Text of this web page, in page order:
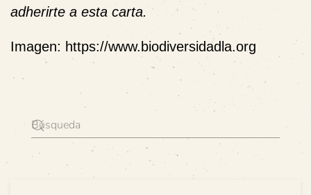
adherirte a esta carta.
Imagen: https://www.biodiversidadla.org